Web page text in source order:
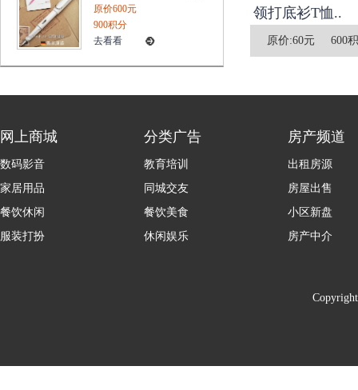
狩猎者系列钢笔10新款白
色
原价600元
900积分
去看看
领打底衫T恤..
原价:60元 600
网上商城
数码影音
家居用品
餐饮休闲
服装打扮
分类广告
教育培训
同城交友
餐饮美食
休闲娱乐
房产频道
出租房源
房屋出售
小区新盘
房产中介